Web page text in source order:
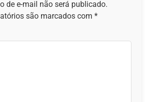
de e-mail não será publicado.
são marcados com *